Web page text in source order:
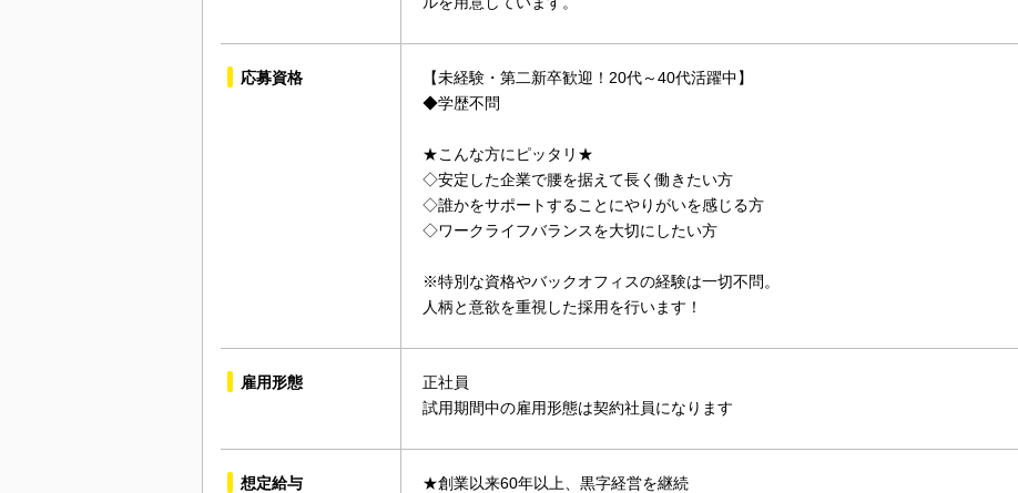
応募資格
【未経験・第二新卒歓迎！20代～40代活躍中】
◆学歴不問
★こんな方にピッタリ★
◇安定した企業で腰を据えて長く働きたい方
◇誰かをサポートすることにやりがいを感じる方
◇ワークライフバランスを大切にしたい方
※特別な資格やバックオフィスの経験は一切不問。
人柄と意欲を重視した採用を行います！
雇用形態
正社員
試用期間中の雇用形態は契約社員になります
想定給与
★創業以来60年以上、黒字経営を継続